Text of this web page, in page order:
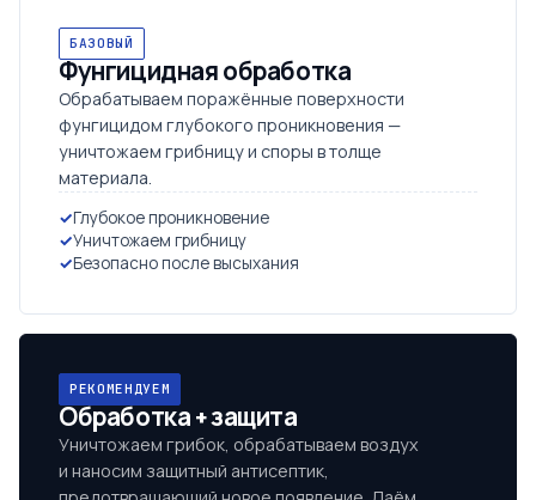
БАЗОВЫЙ
Фунгицидная обработка
Обрабатываем поражённые поверхности
фунгицидом глубокого проникновения —
уничтожаем грибницу и споры в толще
материала.
Глубокое проникновение
Уничтожаем грибницу
Безопасно после высыхания
РЕКОМЕНДУЕМ
Обработка + защита
Уничтожаем грибок, обрабатываем воздух
и наносим защитный антисептик,